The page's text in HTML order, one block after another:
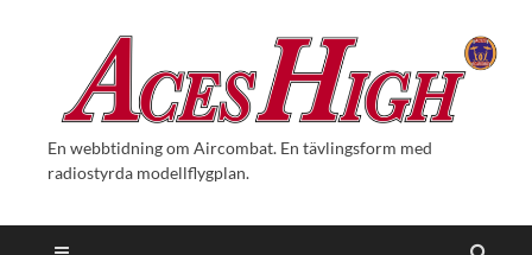
En webbtidning om Aircombat. En tävlingsform med
radiostyrda modellflygplan.